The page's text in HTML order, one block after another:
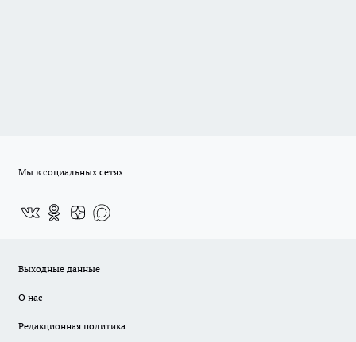
Мы в социальных сетях
Выходные данные
О нас
Редакционная политика